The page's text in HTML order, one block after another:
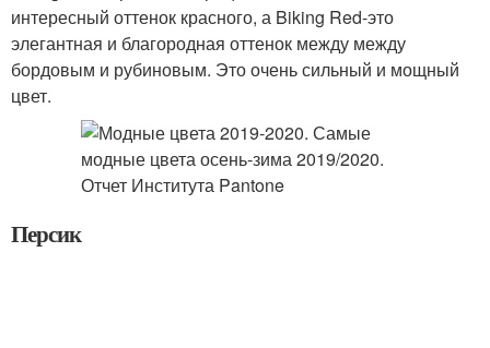
интересный оттенок красного, а Biking Red-это
элегантная и благородная оттенок между между
бордовым и рубиновым. Это очень сильный и мощный
цвет.
Персик